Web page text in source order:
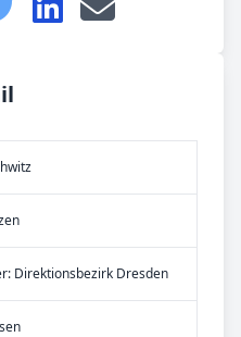
Direktionsbezirk Dresden